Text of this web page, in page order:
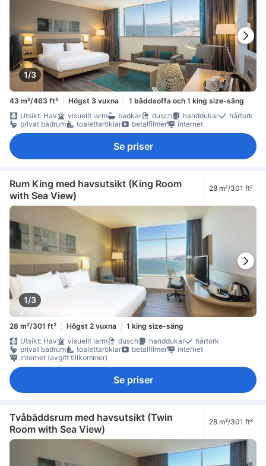
1/3
43 m²/463 ft² Högst 3 vuxna
1 bäddsoffa och 1 king size-säng
Utsikt: Hav
visuellt larm badkar dusch handdukar
hårtork
privat badrum
toalettartiklar betalfilmer internet
Se priser
Rum King med havsutsikt (King Room
with Sea View)
28 m²/301 ft²
1/3
28 m²/301 ft² Högst 2 vuxna
1 king size-säng
Utsikt: Hav
visuellt larm dusch handdukar
hårtork
privat badrum
toalettartiklar betalfilmer
internet
internet (avgift tillkommer)
Se priser
Tvåbäddsrum med havsutsikt (Twin
Room with Sea View)
28 m²/301 ft²